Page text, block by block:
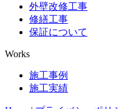
外壁改修工事
修繕工事
保証について
Works
施工事例
施工実績